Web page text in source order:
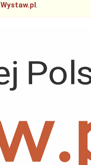
Wystaw.pl.